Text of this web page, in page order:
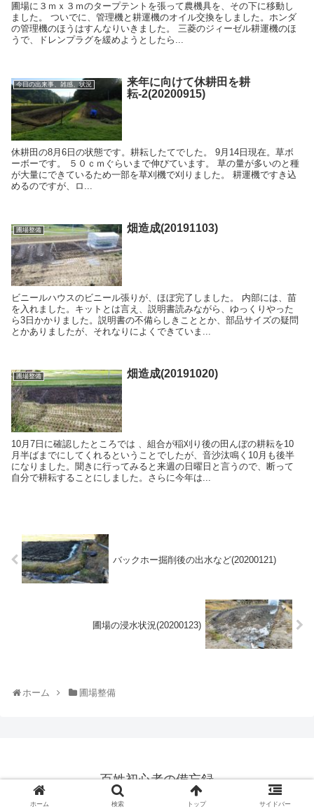
圃場に３ｍｘ３ｍのタープテントを張って農機具を、その下に移動し
ました。 ついでに、管理機と耕運機のオイル交換をしました。ホンダ
の管理機のほうはすんなりいきました。 三菱のジィーゼル耕運機のほ
うで、ドレンプラグを緩めようとしたら...
今日の出来事、雑感、状況
来年に向けて休耕田を耕
耘-2(20200915)
休耕田の8月6日の状態です。耕耘したてでした。 9月14日現在。草ボ
ーボーです。 ５０ｃｍぐらいまで伸びています。 草の量が多いのと種
が大量にできているため一部を草刈機で刈りました。 耕運機ですき込
めるのですが、ロ...
圃場整備 畑造成(20191103)
ビニールハウスのビニール張りが、ほぼ完了しました。 内部には、苗
を入れました。キットとは言え、説明書読みながら、ゆっくりやった
ら3日かかりました。説明書の不備らしきこととか、部品サイズの疑問
とかありましたが、それなりによくできていま...
圃場整備 畑造成(20191020)
10月7日に確認したところでは 、組合が稲刈り後の田んぼの耕耘を10
月半ばまでにしてくれるということでしたが、音沙汰鳴く10月も後半
になりました。聞きに行ってみると来週の日曜日と言うので、断って
自分で耕耘することにしました。さらに今年は...
バックホー掘削後の出水など(20200121)
圃場の浸水状況(20200123)
ホーム 圃場整備
百姓初心者の備忘録
© 2019 百姓初心者の備忘録.
ホーム 検索 トップ サイドバー